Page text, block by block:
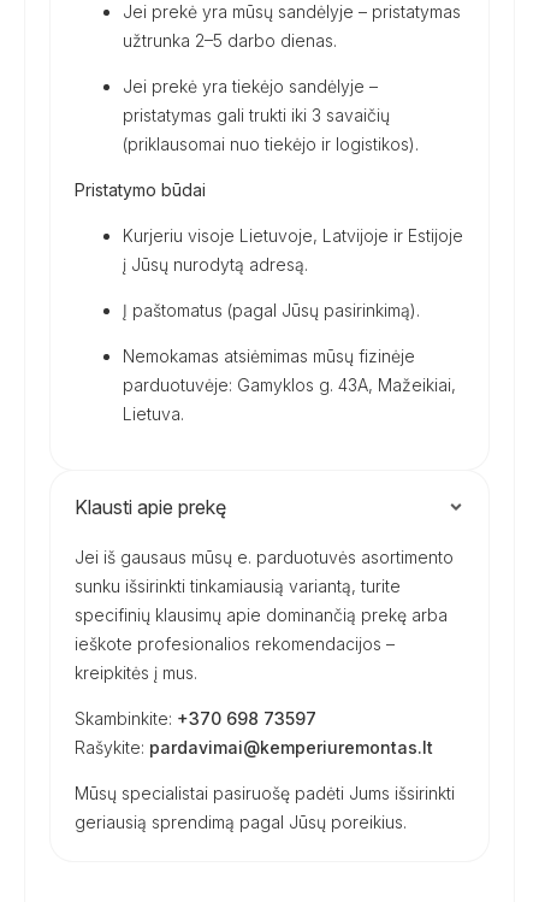
Jei prekė yra mūsų sandėlyje – pristatymas
užtrunka 2–5 darbo dienas.
Jei prekė yra tiekėjo sandėlyje –
pristatymas gali trukti iki 3 savaičių
(priklausomai nuo tiekėjo ir logistikos).
Pristatymo būdai
Kurjeriu visoje Lietuvoje, Latvijoje ir Estijoje
į Jūsų nurodytą adresą.
Į paštomatus (pagal Jūsų pasirinkimą).
Nemokamas atsiėmimas mūsų fizinėje
parduotuvėje: Gamyklos g. 43A, Mažeikiai,
Lietuva.
Klausti apie prekę
Jei iš gausaus mūsų e. parduotuvės asortimento
sunku išsirinkti tinkamiausią variantą, turite
specifinių klausimų apie dominančią prekę arba
ieškote profesionalios rekomendacijos –
kreipkitės į mus.
Skambinkite: +370 698 73597
Rašykite: pardavimai@kemperiuremontas.lt
Mūsų specialistai pasiruošę padėti Jums išsirinkti
geriausią sprendimą pagal Jūsų poreikius.